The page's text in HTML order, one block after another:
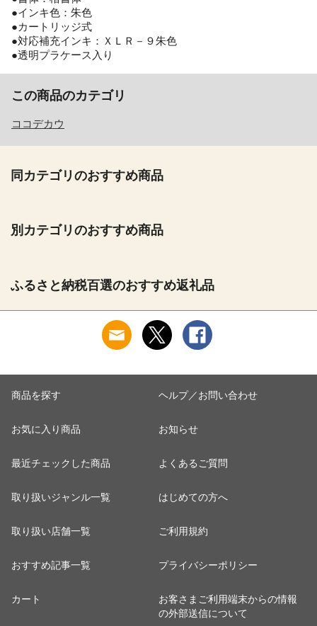
●インキ色：朱色
●カートリッジ式
●対応補充インキ：ＸＬＲ－９朱色
●透明プラケース入り
この商品のカテゴリ
ココデカウ
同カテゴリのおすすめ商品
別カテゴリのおすすめ商品
ふるさと納税百選のおすすめ返礼品
商品を探す
お気に入り商品
最近チェックした商品
取り扱いジャンル一覧
取り扱い店舗一覧
おすすめ記事一覧
カート
ヘルプ／お問い合わせ
お知らせ
よくあるご質問
はじめての方へ
ご利用規約
プライバシーポリシー
お客さまご利用端末からの情報
の外部送信について